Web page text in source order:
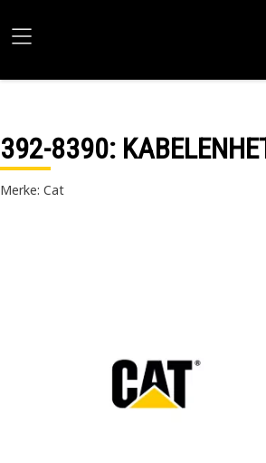
392-8390:
Merke: Cat